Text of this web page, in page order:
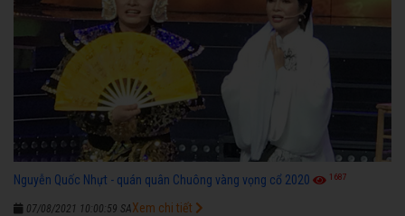
Nguyễn Quốc Nhựt - quán quân Chuông vàng vọng cổ 2020 1687
07/08/2021 10:00:59 SAXem chi tiết